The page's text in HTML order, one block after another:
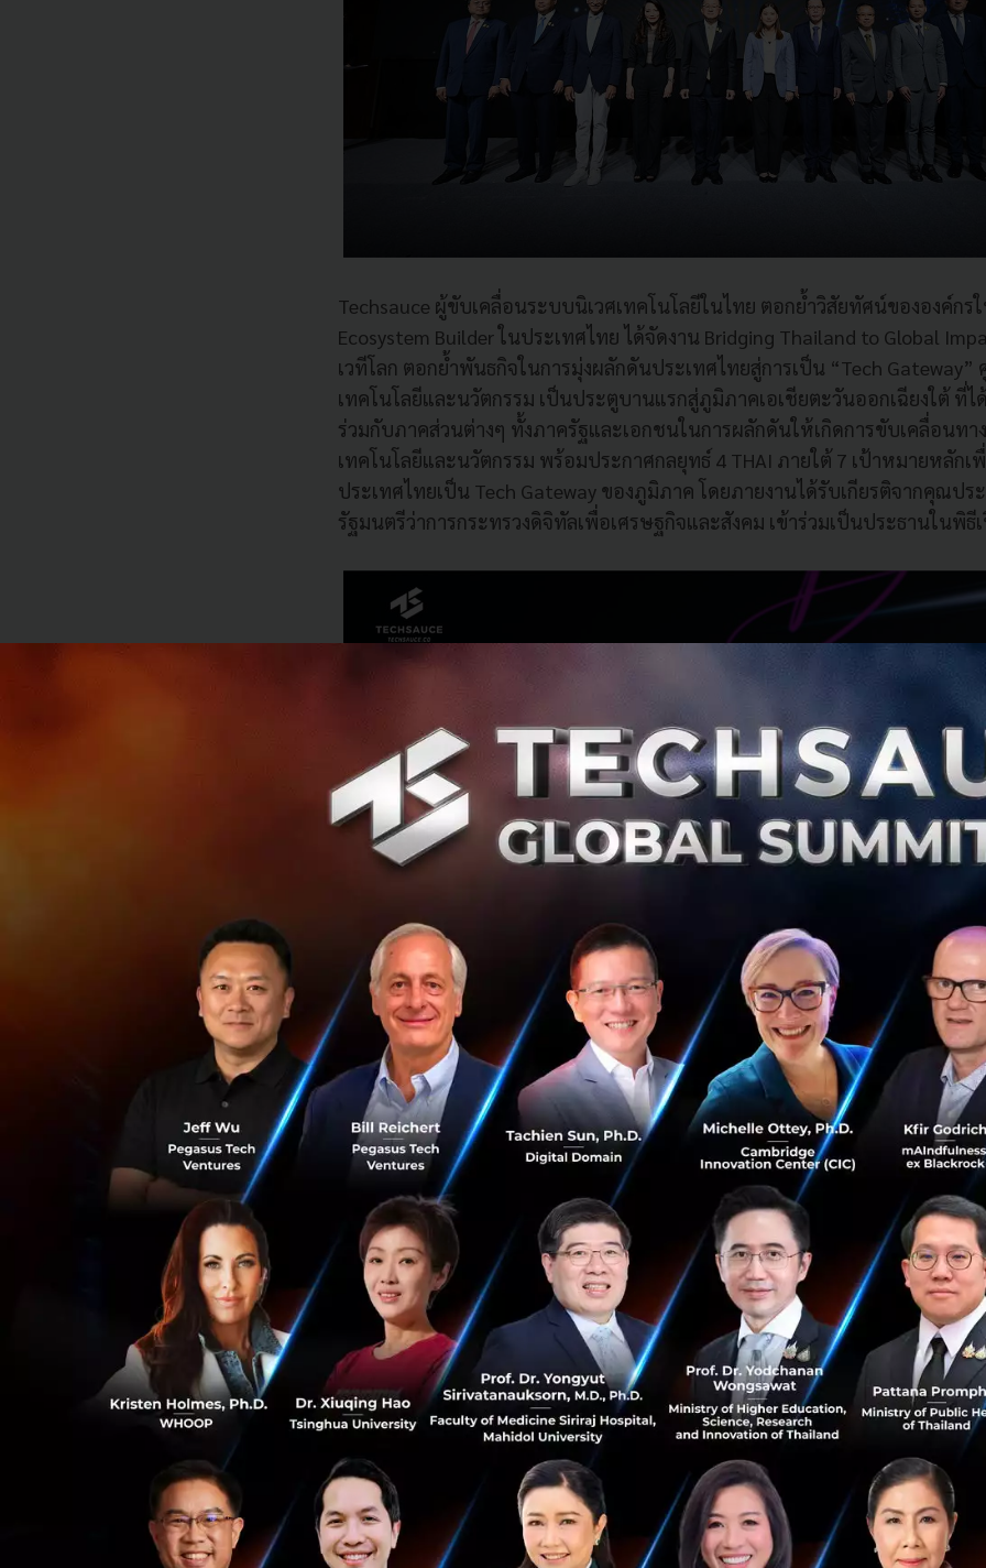
0
Techsauce ผู้ขับเคลื่อนระบบนิเวศเทคโนโลยีในไทย ตอกย้ำวิสัยทัศน์ขององค์กร
Ecosystem Builder ในประเทศไทย ได้จัดงาน Bridging Thailand to Global
เวทีโลก ตอกย้ำพันธกิจในการมุ่งผลักดันประเทศไทยสู่การเป็น “Tech Gateway”
เทคโนโลยีและนวัตกรรม เป็นประตูบานแรกสู่ภูมิภาคเอเชียตะวันออกเฉียงใต้ ที่
ร่วมกับภาคส่วนต่างๆ ทั้งภาครัฐและเอกชนในการผลักดันให้เกิดการขับเคลื่อนทา
เทคโนโลยีและนวัตกรรม พร้อมประกาศกลยุทธ์ 4 THAI ภายใต้ 7 เป้าหมายหลักเ
ประเทศไทยเป็น Tech Gateway ของภูมิภาค โดยภายงานได้รับเกียรติจากคุณปร
รัฐมนตรีว่าการกระทรวงดิจิทัลเพื่อเศรษฐกิจและสังคม เข้าร่วมเป็นประธานในพิธี
คุณประเสริฐ จันทรรวงทอง รัฐมนตรีว่าการกระทรวงดิจิทัลเพื่อเศรษฐกิจและ
“ปัจจุบันการส่งเสริมการพัฒนาเทคโนโลยี โดยเฉพาะ AI ในประเทศเป็นสิ่งสำคัญ
ประเทศไทยไปสู่การพัฒนาอย่างยั่งยืนเท่าเทียมอุตสหกรรมของโลก ล่าสุดกระทร
และสังคม ได้มีการดำเนินแผนการ The Growth Engine of Thailand ที่วางไว้เพื่อ
ในการแข่งขันของอุตสาหกรรมดิจิทัลสตาร์ทอัพไทยไม่ว่าจะเป็น การสร้างแพลตฟอ
สตาร์ทอัพไทย (Digital Startup Nation), การสร้างกองทุนดิจิทัลสตาร์ทอัพเพื่อส
แบบ Co-Investment กับภาคเอกชน, ส่งเสริมบัญชีบริการดิจิทัล ซึ่งรวมถึงการสนับ
Gateway ของ Techsauce ที่ได้มีการทำความร่วมมือระหว่าง สำนักงานส่งเสริมเศ
พร้อมด้วยเครือข่ายพันธมิตรในการผลักดันให้ประเทศไทยเป็น Tech Gateway ขอ
ออกเฉียงใต้ เป็นประตูแห่งโอกาส ที่จะช่วยทำให้เกิดการดึงดูดเงินทุนจากต่างประเ
ประเทศไทย ซึ่งมีความสำคัญอย่างยิ่งต่อทั้งภาครัฐ ภาคเอกชนไทย องค์กรระหว่าง
ส่วน จากการเติบโตทางเศรษฐกิจและการพัฒนาดิจิทัลในประเทศไทยและภูมิภาคเ
ใต้ในอนาคตอย่างยั่งยืน”